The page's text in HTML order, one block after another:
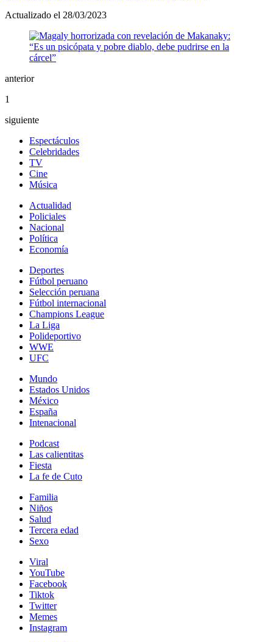
Actualizado el 28/03/2023
anterior
1
siguiente
Espectáculos
Celebridades
TV
Cine
Música
Actualidad
Policiales
Nacional
Política
Economía
Deportes
Fútbol peruano
Selección peruana
Fútbol internacional
Champions League
La Liga
Polideportivo
WWE
UFC
Mundo
Estados Unidos
México
España
Intenacional
Podcast
Las calientitas
Fiesta
La fe de Cuto
Familia
Niños
Salud
Tercera edad
Sexo
Viral
YouTube
Facebook
Tiktok
Twitter
Memes
Instagram